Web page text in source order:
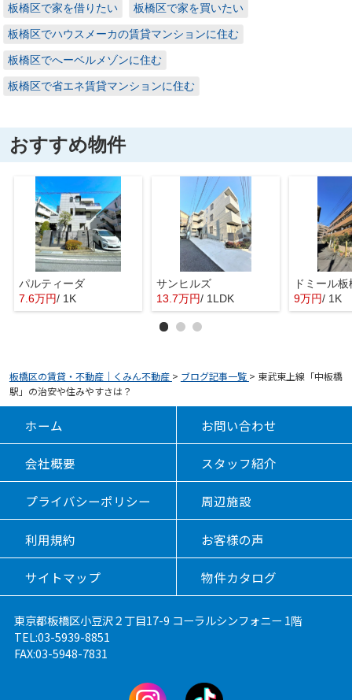
板橋区で家を借りたい
板橋区で家を買いたい
板橋区でハウスメーカの賃貸マンションに住む
板橋区でへーベルメゾンに住む
板橋区で省エネ賃貸マンションに住む
おすすめ物件
パルティーダ
7.6万円/ 1K
サンヒルズ
13.7万円/ 1LDK
ドミール
9万円/ 1K
板橋区の賃貸・不動産｜くみん不動産 > ブログ記事一覧 > 東武東上線「中板橋
駅」の治安や住みやすさは？
ホーム お問い合わせ
会社概要 スタッフ紹介
プライバシーポリシー 周辺施設
利用規約 お客様の声
サイトマップ 物件カタログ
東京都板橋区小豆沢２丁目17-9 コーラルシンフォニー 1階
TEL:03-5939-8851
FAX:03-5948-7831